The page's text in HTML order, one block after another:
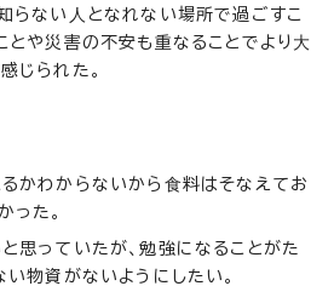
らない⼈となれない場所で過ごすこ
とや災害の不安も重なることでより⼤
じられた。
かわからないから⾷料はそなえてお
った。
思っていたが、勉強になることがた
い物資がないようにしたい。